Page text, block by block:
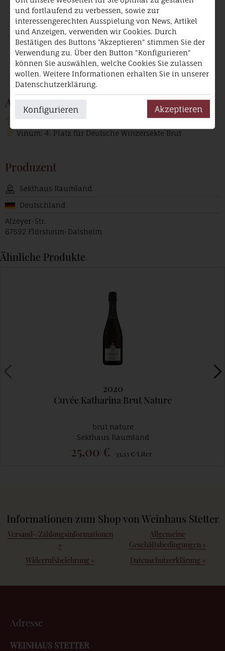
falstaff
92
Auszeichnungen
Gaukt&Millau: 5 schwarze Trauben
Vinum: 4. Platz für Deutsche Winzersekte Brut
Produzent
Sekthaus Raumland
Deutschland
Alzeyer-Str.
67592 Flörsheim-Dalsheim
Ähnliche Produkte
2020
Cuvée Katharina Brut Nature
brut nature
Sekthaus Raumland
25,00 € 33,33 €/Liter
Informationen zum Shop von Weinhaus Stetter
Versand-/Zahlungsinformationen
»
Allgemeine
Geschäftsbedingungen »
Widerrufsbelehrung » Datenschutzerklärung »
und fortlaufend zu verbessen, sowie zur
interessengerechten Ausspielung von News, Artikel
und Anzeigen, verwenden wir Cookies. Durch
Bestätigen des Buttons "Akzeptieren" stimmen Sie der
Verwendung zu. Über den Button "Konfigurieren"
können Sie auswählen, welche Cookies Sie zulassen
wollen. Weitere Informationen erhalten Sie in unserer
Datenschutzerklärung.
Konfigurieren Akzeptieren
Adresse
WEINHAUS STETTER